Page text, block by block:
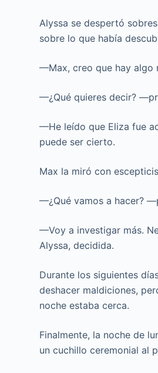
Alyssa se despertó
sobre lo que había
—Max, creo que hay algo
—¿Qué quieres decir?
—He leído que Eliza fue
puede ser cierto.
Max la miró con
—¿Qué vamos a hacer?
—Voy a investigar más.
Alyssa, decidida.
Durante los siguientes
deshacer maldiciones,
noche estaba cerca.
Finalmente, la noche de
un cuchillo ceremonial al